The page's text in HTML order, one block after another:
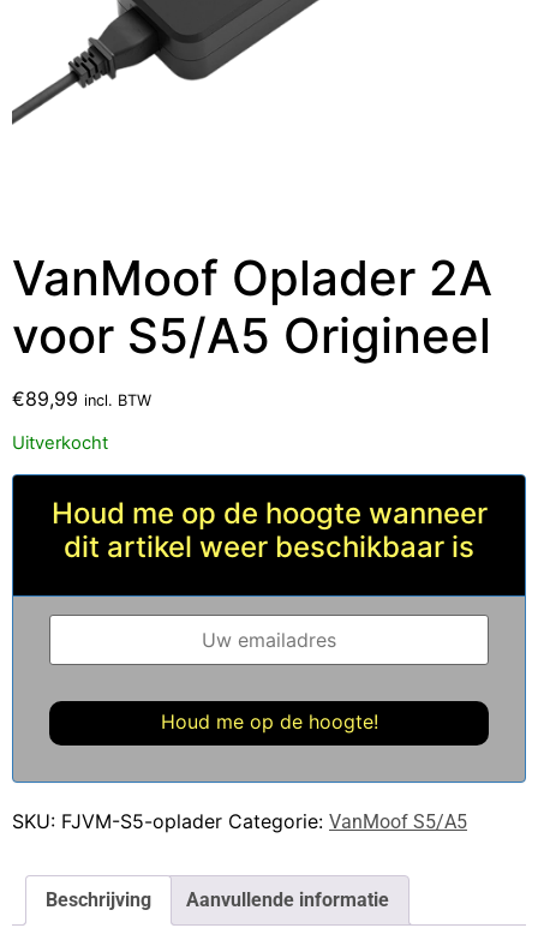
VanMoof Oplader 2A
voor S5/A5 Origineel
€89,99 incl. BTW
Uitverkocht
Houd me op de hoogte wanneer
dit artikel weer beschikbaar is
SKU: FJVM-S5-oplader Categorie: VanMoof S5/A5
Beschrijving Aanvullende informatie